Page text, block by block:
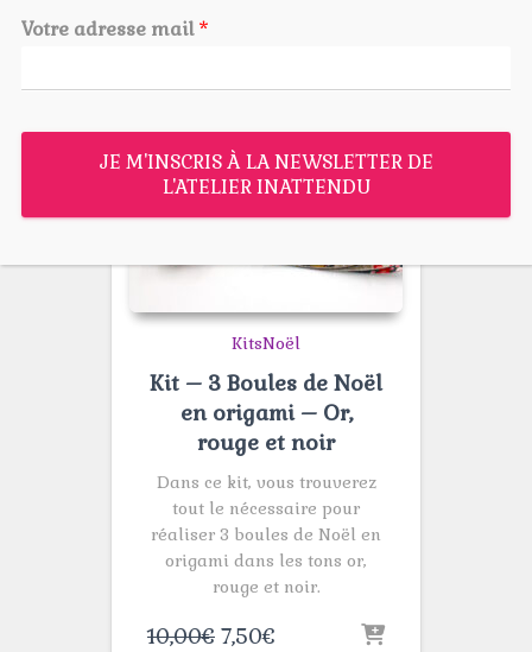
PROMO !
KitsNoël
Kit – 3 Boules de Noël
en origami – Or,
rouge et noir
Dans ce kit, vous trouverez
tout le nécessaire pour
réaliser 3 boules de Noël en
origami dans les tons or,
rouge et noir.
10,00€ Le
7,50€
Votre adresse mail*
JE M'INSCRIS À LA NEWSLETTER DE
L'ATELIER INATTENDU